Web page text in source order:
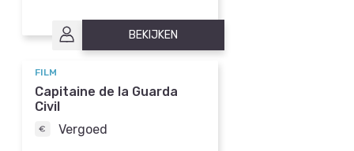
BEKIJKEN
FILM
Capitaine de la Guarda
Civil
Vergoed